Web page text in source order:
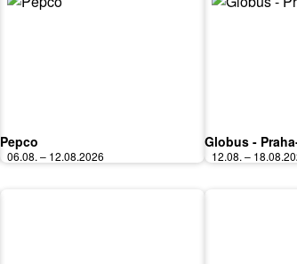
Pepco
06.08. – 12.08.2026
Globus -
12.08. –